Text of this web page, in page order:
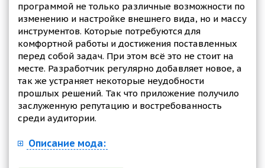
программой не только различные возможности по
изменению и настройке внешнего вида, но и массу
инструментов. Которые потребуются для
комфортной работы и достижения поставленных
перед собой задач. При этом всё это не стоит на
месте. Разработчик регулярно добавляет новое, а
так же устраняет некоторые неудобности
прошлых решений. Так что приложение получило
заслуженную репутацию и востребованность
среди аудитории.
Описание мода: